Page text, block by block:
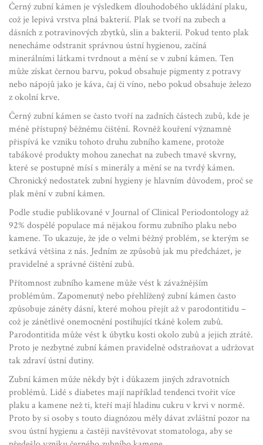
Černý zubní kámen je výsledkem dlouhodobého ukládání plaku,
což je lepivá vrstva plná bakterií. Plak se tvoří na zubech a
dásních z potravinových zbytků, slin a bakterií. Pokud tento plak
nenecháme odstranit správnou ústní hygienou, začíná
minerálními látkami tvrdnout a mění se v zubní kámen. Ten
může získat černou barvu, pokud obsahuje pigmenty z potravy
nebo nápojů jako je káva, čaj či víno, nebo pokud obsahuje železo
z okolní krve.
Černý zubní kámen se často tvoří na zadních částech zubů, kde je
méně přístupný běžnému čištění. Rovněž kouření významně
přispívá ke vzniku tohoto druhu zubního kamene, protože
tabákové produkty mohou zanechat na zubech tmavé skvrny,
které se postupně mísí s minerály a mění se na tvrdý kámen.
Chronický nedostatek zubní hygieny je hlavním důvodem, proč se
plak mění v zubní kámen.
Podle studie publikované v Journal of Clinical Periodontology až
92% dospělé populace má nějakou formu zubního plaku nebo
kamene. To ukazuje, že jde o velmi běžný problém, se kterým se
setkává většina z nás. Jedním ze způsobů jak mu předcházet, je
pravidelné a správné čištění zubů.
Přítomnost zubního kamene může vést k závažnějším
problémům. Zapomenutý nebo přehlížený zubní kámen často
způsobuje záněty dásní, které mohou přejít až v parodontitidu –
což je zánětlivé onemocnění postihující tkáně kolem zubů.
Parodontitida může vést k úbytku kosti okolo zubů a jejich ztrátě.
Proto je nezbytné zubní kámen pravidelně odstraňovat a udržovat
tak zdraví ústní dutiny.
Zubní kámen může někdy být i důkazem jiných zdravotních
problémů. Lidé s diabetes mají například tendenci tvořit více
plaku a kamene než ti, kteří mají hladinu cukru v krvi v normě.
Proto by si osoby s touto diagnózou měly dávat zvláštní pozor na
svou ústní hygienu a častěji navštěvovat stomatologa, aby se